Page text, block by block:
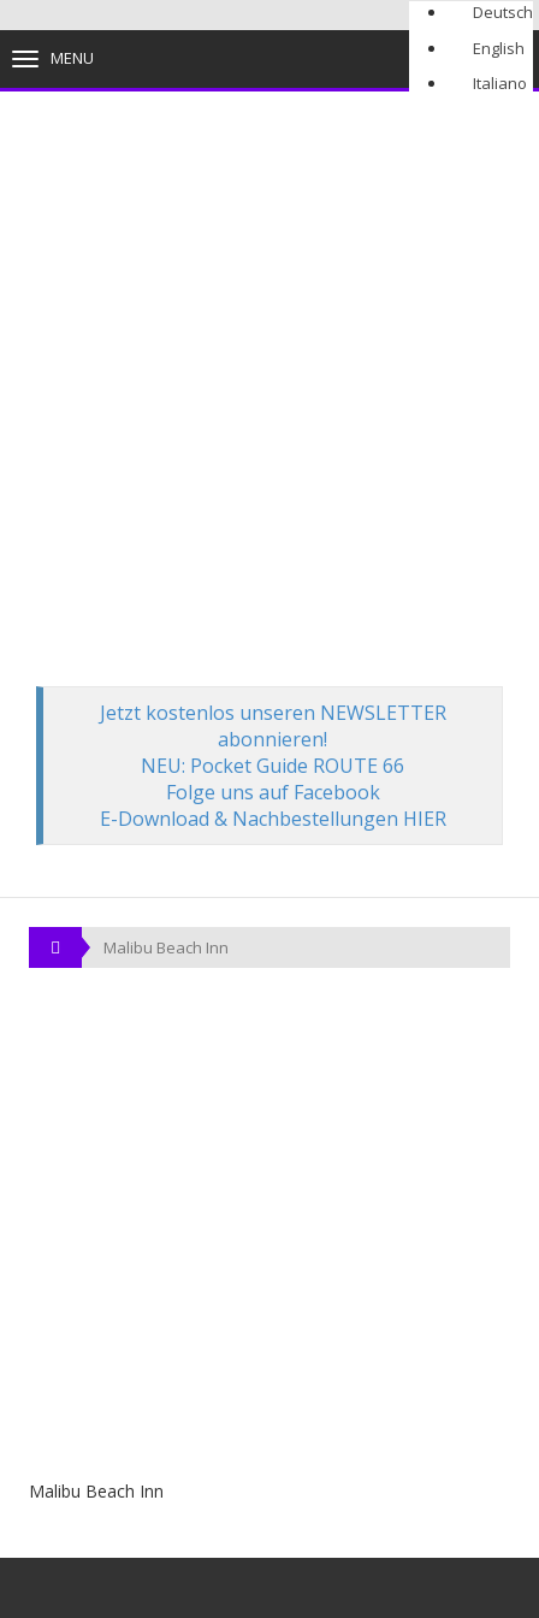
Deutsch
English
Italiano
MENU
Jetzt kostenlos unseren NEWSLETTER
abonnieren!
NEU: Pocket Guide ROUTE 66
Folge uns auf Facebook
E-Download & Nachbestellungen HIER
Malibu Beach Inn
Malibu Beach Inn